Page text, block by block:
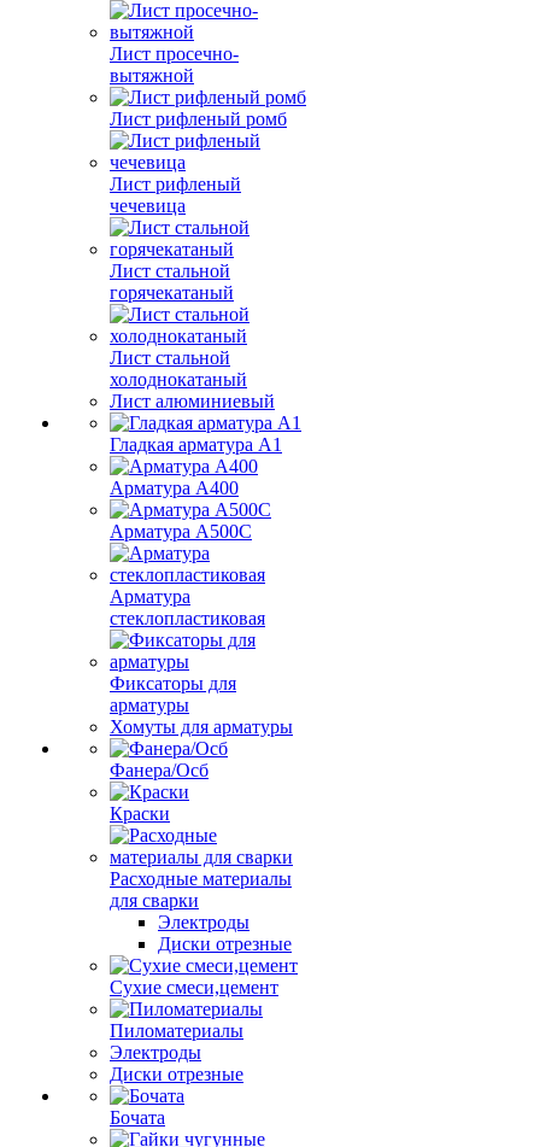
Лист просечно-
вытяжной
Лист рифленый ромб
Лист рифленый
чечевица
Лист стальной
горячекатаный
Лист стальной
холоднокатаный
Лист алюминиевый
Гладкая арматура А1
Арматура А400
Арматура A500C
Арматура
стеклопластиковая
Фиксаторы для
арматуры
Хомуты для арматуры
Фанера/Осб
Краски
Расходные материалы
для сварки
Электроды
Диски отрезные
Сухие смеси,цемент
Пиломатериалы
Электроды
Диски отрезные
Бочата